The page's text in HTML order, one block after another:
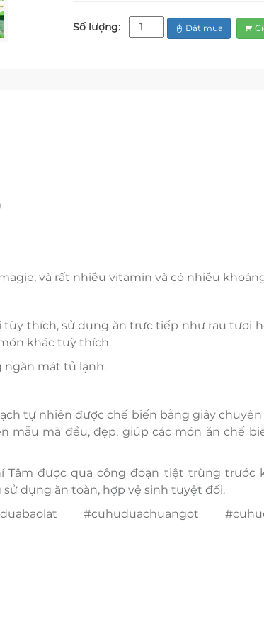
Số lượng: Đặt mua
và rất nhiều vitamin và có nhiều
thích, sử dụng ăn trực tiếp như rau tươi
khác tuỳ thích.
ngăn mát tủ lạnh.
tự nhiên được chế biến bằng giây
mẫu mã đều, đẹp, giúp các món ăn chế
Tâm được qua công đoạn tiệt trùng trước
dụng ăn toàn, hợp vệ sinh tuyệt đối.
#cuhuduachuangot